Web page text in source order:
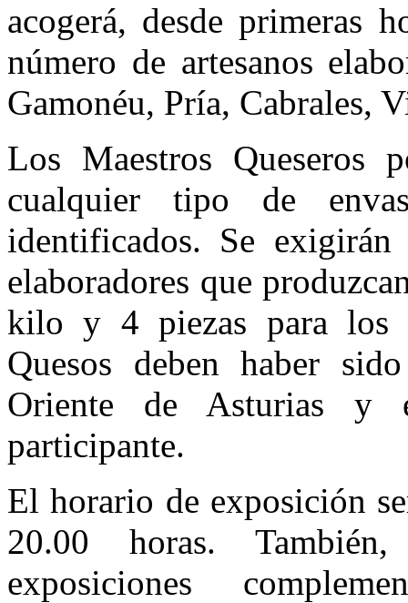
acogerá, desde primeras
número de artesanos
Gamonéu, Pría, Cabrales,
Los Maestros Queseros
cualquier tipo de
identificados. Se
elaboradores que
kilo y 4 piezas para los
Quesos deben haber
Oriente de Asturias y
participante.
El horario de exposición
20.00 horas.
exposiciones